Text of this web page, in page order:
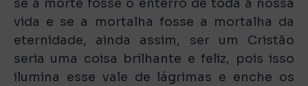
se a morte fosse o enterro de toda a nossa
vida e se a mortalha fosse a mortalha da
eternidade, ainda assim, ser um Cristão
seria uma coisa brilhante e feliz, pois isso
ilumina esse vale de lágrimas e enche os